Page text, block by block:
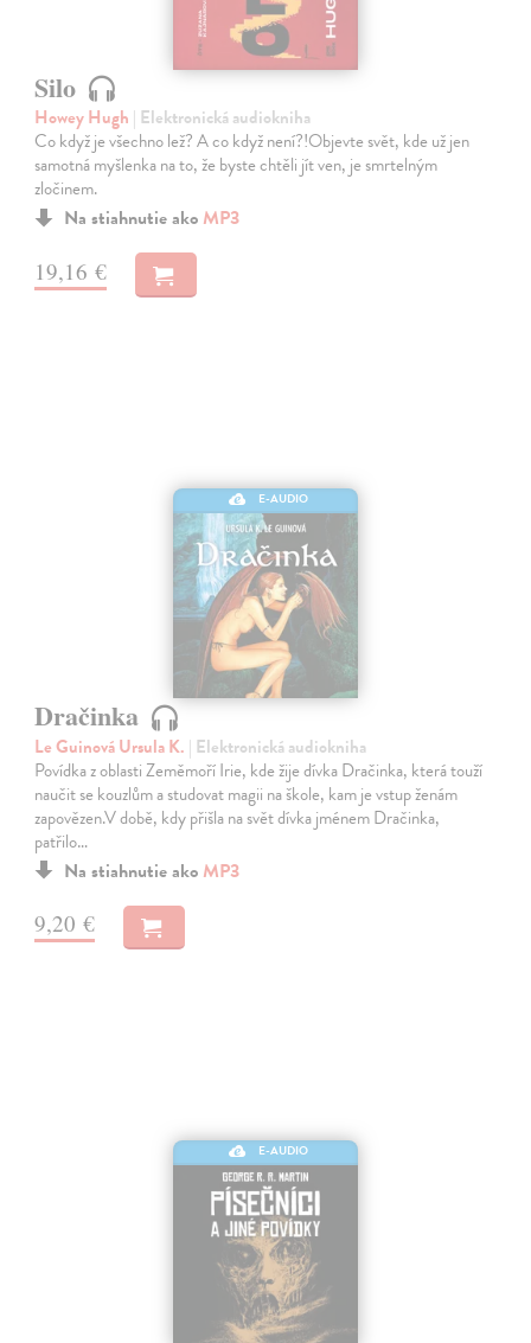
Silo
Howey Hugh | Elektronická audiokniha
Co když je všechno lež? A co když není?!Objevte svět, kde už jen
samotná myšlenka na to, že byste chtěli jít ven, je smrtelným
zločinem.
Na stiahnutie ako MP3
19,16 €
E-AUDIO
Dračinka
Le Guinová Ursula K. | Elektronická audiokniha
Povídka z oblasti Zeměmoří Irie, kde žije dívka Dračinka, která touží
naučit se kouzlům a studovat magii na škole, kam je vstup ženám
zapovězen.V době, kdy přišla na svět dívka jménem Dračinka,
patřilo…
Na stiahnutie ako MP3
9,20 €
E-AUDIO